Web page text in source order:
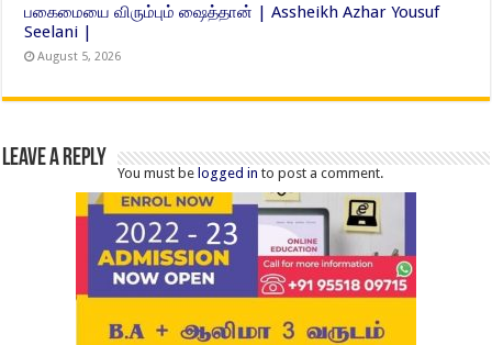
பகைமையை விரும்பும் ஷைத்தான் | Assheikh Azhar Yousuf
Seelani |
August 5, 2026
Leave a Reply
You must belogged in to post a comment.